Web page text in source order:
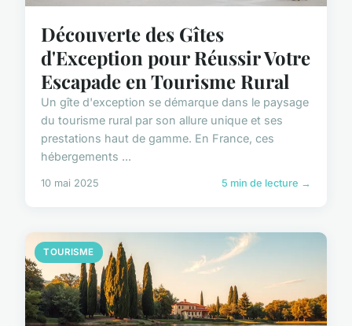
Découverte des Gîtes
d'Exception pour Réussir Votre
Escapade en Tourisme Rural
Un gîte d'exception se démarque dans le paysage
du tourisme rural par son allure unique et ses
prestations haut de gamme. En France, ces
hébergements ...
10 mai 2025 5 min de lecture →
TOURISME